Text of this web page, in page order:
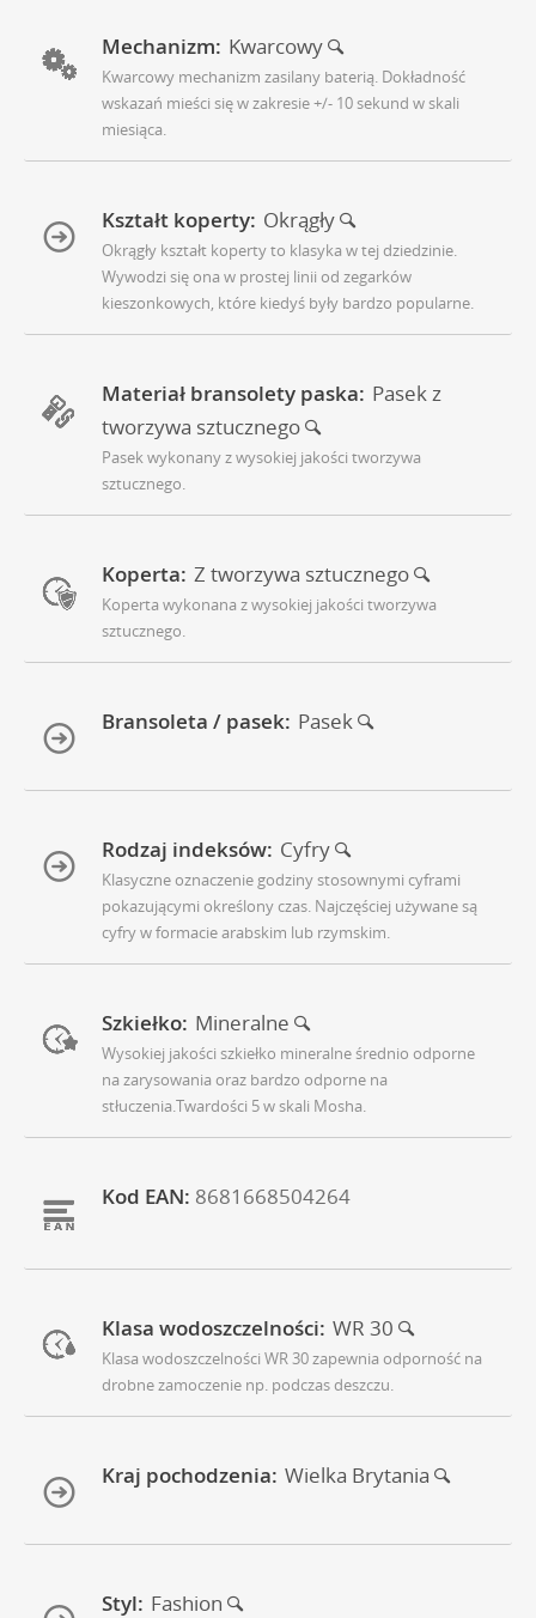
Mechanizm: Kwarcowy
Kwarcowy mechanizm zasilany baterią. Dokładność
wskazań mieści się w zakresie +/- 10 sekund w skali
miesiąca.
Kształt koperty: Okrągły
Okrągły kształt koperty to klasyka w tej dziedzinie.
Wywodzi się ona w prostej linii od zegarków
kieszonkowych, które kiedyś były bardzo popularne.
Materiał bransolety paska: Pasek z
tworzywa sztucznego
Pasek wykonany z wysokiej jakości tworzywa
sztucznego.
Koperta: Z tworzywa sztucznego
Koperta wykonana z wysokiej jakości tworzywa
sztucznego.
Bransoleta / pasek: Pasek
Rodzaj indeksów: Cyfry
Klasyczne oznaczenie godziny stosownymi cyframi
pokazującymi określony czas. Najczęściej używane są
cyfry w formacie arabskim lub rzymskim.
Szkiełko: Mineralne
Wysokiej jakości szkiełko mineralne średnio odporne
na zarysowania oraz bardzo odporne na
stłuczenia.Twardości 5 w skali Mosha.
Kod EAN: 8681668504264
Klasa wodoszczelności: WR 30
Klasa wodoszczelności WR 30 zapewnia odporność na
drobne zamoczenie np. podczas deszczu.
Kraj pochodzenia: Wielka Brytania
Styl: Fashion